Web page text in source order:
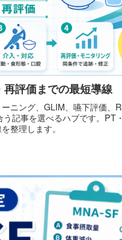
評価までの最短導線
ニング、GLIM、嚥下評価、
記事を選べるハブです。PT
整理します。